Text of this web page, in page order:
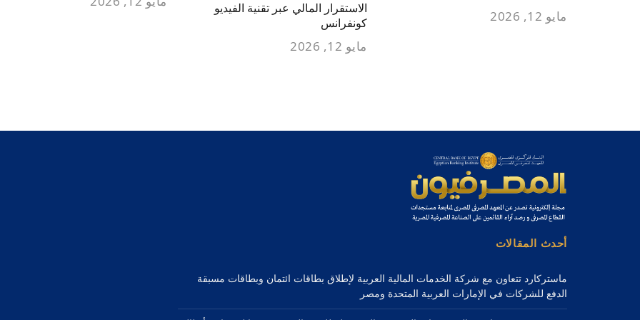
مايو 12, 2026
الاستقرار المالي عبر تقنية الفيديو
كونفرانس
مايو 12, 2026
أحدث المقالات
ماستركارد تتعاون مع شركة الخدمات المالية العربية لإطلاق بطاقات ائتمان وبطاقات مسبقة
الدفع للشركات في الإمارات العربية المتحدة ومصر